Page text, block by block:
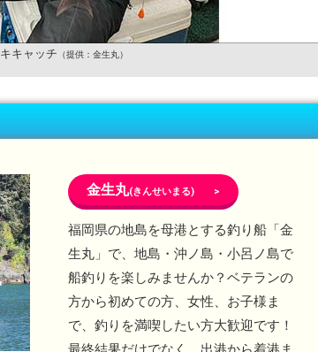
キャッチ （提供：金生丸）
金生丸(きんせいまる) >
福岡県の地島を母港とする釣り船「金
生丸」で、地島・沖ノ島・小呂ノ島で
船釣りを楽しみませんか？ベテランの
方から初めての方、女性、お子様ま
で、釣りを満喫したい方大歓迎です！